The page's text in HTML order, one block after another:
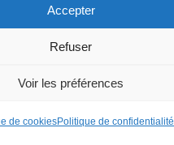
Accepter
Refuser
Voir les préférences
de cookiesPolitique de confidentialité
| Propulsé parWordPress